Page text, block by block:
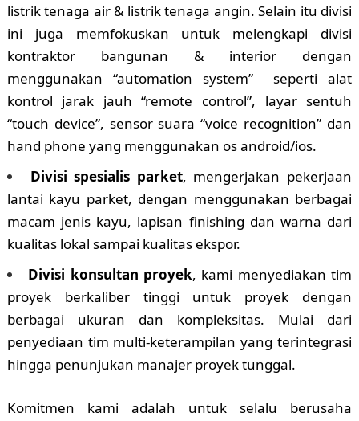
listrik tenaga air & listrik tenaga angin. Selain itu divisi
ini juga memfokuskan untuk melengkapi divisi
kontraktor bangunan & interior dengan
menggunakan “automation system” seperti alat
kontrol jarak jauh “remote control”, layar sentuh
“touch device”, sensor suara “voice recognition” dan
hand phone yang menggunakan os android/ios.
Divisi spesialis parket, mengerjakan pekerjaan
lantai kayu parket, dengan menggunakan berbagai
macam jenis kayu, lapisan finishing dan warna dari
kualitas lokal sampai kualitas ekspor.
Divisi konsultan proyek, kami menyediakan tim
proyek berkaliber tinggi untuk proyek dengan
berbagai ukuran dan kompleksitas. Mulai dari
penyediaan tim multi-keterampilan yang terintegrasi
hingga penunjukan manajer proyek tunggal.
Komitmen kami adalah untuk selalu berusaha